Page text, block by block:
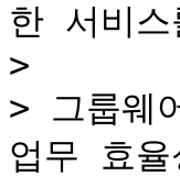
한 서비
>
> 그룹웨
업무 효